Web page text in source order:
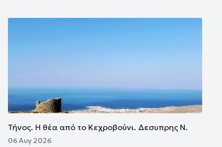
Τήνος. Η θέα από το Κεχροβούνι. Δεσυπρης Ν.
06 Αυγ 2026